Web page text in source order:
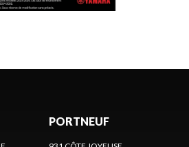
PORTNEUF